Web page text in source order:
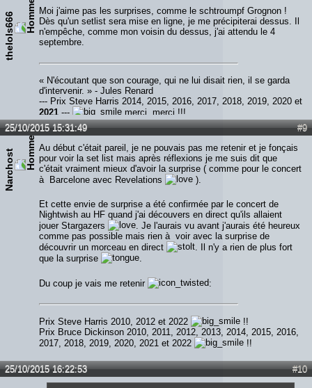
thelols666
Moi j'aime pas les surprises, comme le schtroumpf Grognon !
Dès qu'un setlist sera mise en ligne, je me précipiterai dessus. Il
n'empêche, comme mon voisin du dessus, j'ai attendu le 4
septembre.
« N'écoutant que son courage, qui ne lui disait rien, il se garda
d'intervenir. » - Jules Renard
--- Prix Steve Harris 2014, 2015, 2016, 2017, 2018, 2019, 2020 et
2021 ---
merci, merci !!!
#9
25/10/2015 15:31:49
Narchost
Au début c'était pareil, je ne pouvais pas me retenir et je fonçais
pour voir la set list mais après réflexions je me suis dit que
c'était vraiment mieux d'avoir la surprise ( comme pour le concert
à Barcelone avec Revelations
).
Et cette envie de surprise a été confirmée par le concert de
Nightwish au HF quand j'ai découvers en direct qu'ils allaient
jouer Stargazers
. Je l'aurais vu avant j'aurais été heureux
comme pas possible mais rien à voir avec la surprise de
découvrir un morceau en direct
. Il n'y a rien de plus fort
que la surprise
Du coup je vais me retenir :
Prix Steve Harris 2010, 2012 et 2022
!!
Prix Bruce Dickinson 2010, 2011, 2012, 2013, 2014, 2015, 2016,
2017, 2018, 2019, 2020, 2021 et 2022
!!
#10
25/10/2015 16:22:53